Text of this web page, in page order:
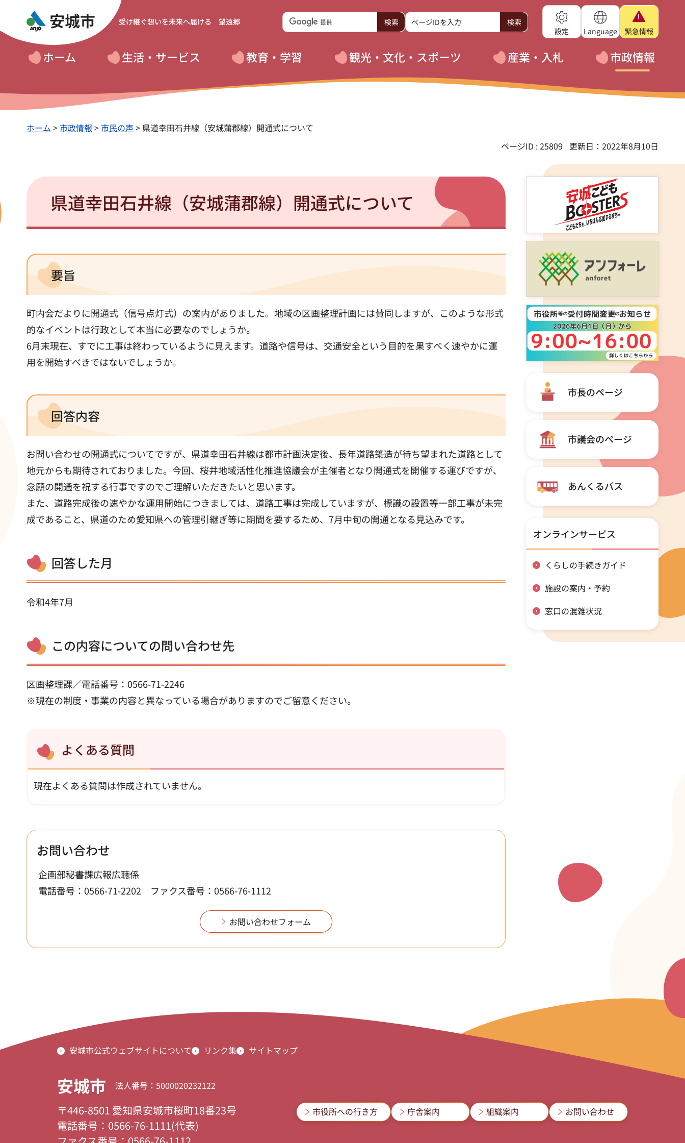
受け継ぐ想いを未来へ届ける 望遠郷
設定
Language 緊急情報
ホーム 生活・サービス 教育・学習 観光・文化・スポーツ 産業・入札 市政情報
ホーム >市政情報 >市民の声 > 県道幸田石井線（安城蒲郡線）開通式について
ページID : 25809
更新日：2022年8月10日
県道幸田石井線（安城蒲郡線）開通式について
要旨
町内会だよりに開通式（信号点灯式）の案内がありました。地域の区画整理計画には賛同しますが、このような形式
的なイベントは行政として本当に必要なのでしょうか。
6月末現在、すでに工事は終わっているように見えます。道路や信号は、交通安全という目的を果すべく速やかに運
用を開始すべきではないでしょうか。
回答内容
お問い合わせの開通式についてですが、県道幸田石井線は都市計画決定後、長年道路築造が待ち望まれた道路として
地元からも期待されておりました。今回、桜井地域活性化推進協議会が主催者となり開通式を開催する運びですが、
念願の開通を祝する行事ですのでご理解いただきたいと思います。
また、道路完成後の速やかな運用開始につきましては、道路工事は完成していますが、標識の設置等一部工事が未完
成であること、県道のため愛知県への管理引継ぎ等に期間を要するため、7月中旬の開通となる見込みです。
回答した月
令和4年7月
この内容についての問い合わせ先
区画整理課／電話番号：0566-71-2246
※現在の制度・事業の内容と異なっている場合がありますのでご留意ください。
よくある質問
現在よくある質問は作成されていません。
お問い合わせ
企画部秘書課広報広聴係
電話番号：0566-71-2202
ファクス番号：0566-76-1112
市長のページ
市議会のページ
あんくるバス
オンラインサービス
くらしの手続きガイド
施設の案内・予約
窓口の混雑状況
安城市公式ウェブサイトについて リンク集 サイトマップ
安城市 法人番号：5000020232122
〒446-8501 愛知県安城市桜町18番23号
電話番号：0566-76-1111(代表)
市役所への行き方 庁舎案内 組織案内 お問い合わせ